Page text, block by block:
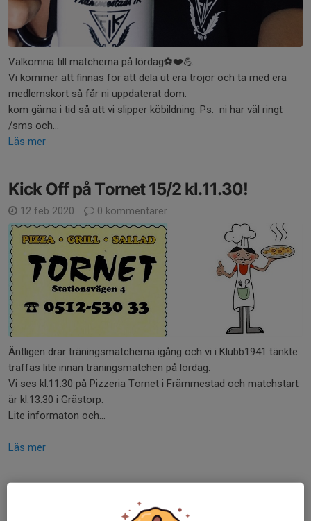
Välkomna till matcherna på lördag⚽️❤️💪
Vi kommer att finnas för att dela ut era tröjor och ta med era
medlemskort så får ni uppdaterat dom.
kom gärna i tid så att vi slipper köbildning. Ps. ni har väl ringt
/sms och...
Läs mer
Kick Off på Tornet 15/2 kl.11.30!
12 feb 2020 0 kommentarer
Äntligen drar träningsmatcherna igång och vi i Klubb1941 tänkte
träffas lite innan träningsmatchen på lördag.
Vi ses kl.11.30 på Pizzeria Tornet i Främmestad och matchstart
är kl.13.30 i Grästorp.
Lite informaton och...
Läs mer
0 kommentarer